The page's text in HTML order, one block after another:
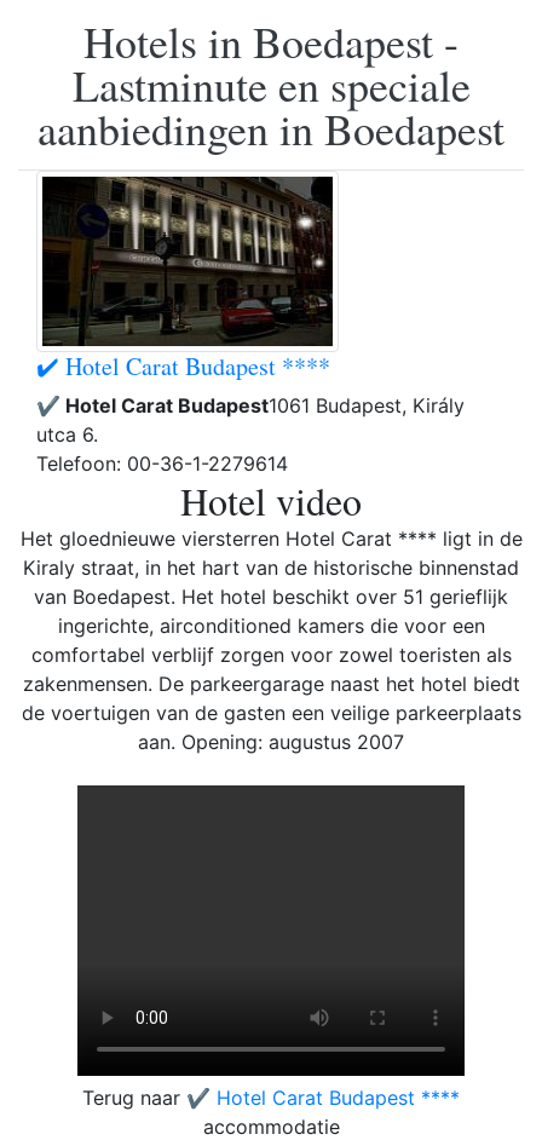
Hotels in Boedapest -
Lastminute en speciale
aanbiedingen in Boedapest
✔️ Hotel Carat Budapest ****
✔️ Hotel Carat Budapest1061 Budapest, Király
utca 6.
Telefoon: 00-36-1-2279614
Hotel video
Het gloednieuwe viersterren Hotel Carat **** ligt in de
Kiraly straat, in het hart van de historische binnenstad
van Boedapest. Het hotel beschikt over 51 gerieflijk
ingerichte, airconditioned kamers die voor een
comfortabel verblijf zorgen voor zowel toeristen als
zakenmensen. De parkeergarage naast het hotel biedt
de voertuigen van de gasten een veilige parkeerplaats
aan. Opening: augustus 2007
Terug naar ✔️ Hotel Carat Budapest ****
accommodatie